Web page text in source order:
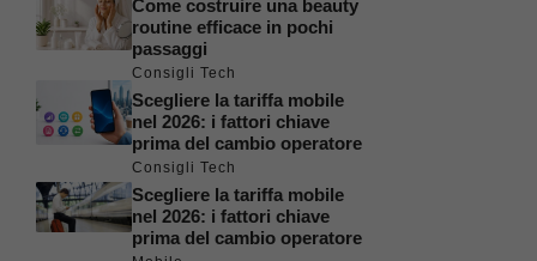
Come costruire una beauty
routine efficace in pochi
passaggi
Consigli Tech
Scegliere la tariffa mobile
nel 2026: i fattori chiave
prima del cambio operatore
Consigli Tech
Scegliere la tariffa mobile
nel 2026: i fattori chiave
prima del cambio operatore